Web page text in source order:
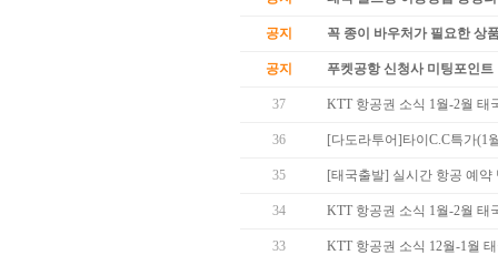
공지 꼭 종이 바우처가 필요한 상
공지 푸켓공항 신청사 미팅포인트
37 KTT 항공권 소식 1월-2월 태
36 [다도라투어]타이C.C특가(1
35 [태국출발] 실시간 항공 예
34 KTT 항공권 소식 1월-2월 태
33 KTT 항공권 소식 12월-1월